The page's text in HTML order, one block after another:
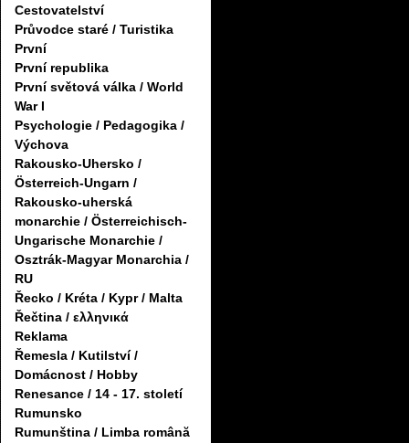
Cestovatelství
Průvodce staré / Turistika
První
První republika
První světová válka / World
War I
Psychologie / Pedagogika /
Výchova
Rakousko-Uhersko /
Österreich-Ungarn /
Rakousko-uherská
monarchie / Österreichisch-
Ungarische Monarchie /
Osztrák-Magyar Monarchia /
RU
Řecko / Kréta / Kypr / Malta
Řečtina / ελληνικά
Reklama
Řemesla / Kutilství /
Domácnost / Hobby
Renesance / 14 - 17. století
Rumunsko
Rumunština / Limba română